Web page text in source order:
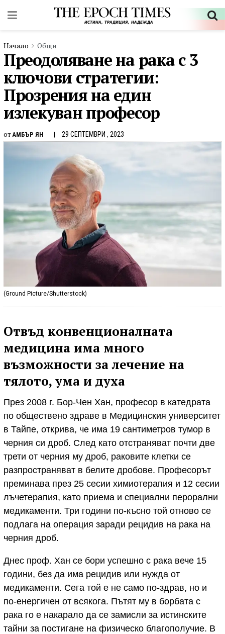
Начало Общи
Преодоляване на рака с 3
ключови стратегии:
Прозрения на един
излекуван професор
от АМБЪР ЯН 29 СЕПТЕМВРИ , 2023
(Ground Picture/Shutterstock)
Отвъд конвенционалната
медицина има много
възможности за лечение на
тялото, ума и духа
През 2008 г. Бор-Чен Хан, професор в катедрата
по обществено здраве в Медицинския университет
в Тайпе, открива, че има 19 сантиметров тумор в
черния си дроб. След като отстраняват почти две
трети от черния му дроб, раковите клетки се
разпространяват в белите дробове. Професорът
преминава през 25 сесии химиотерапия и 12 сесии
лъчетерапия, като приема и специални перорални
медикаменти. Три години по-късно той отново се
подлага на операция заради рецидив на рака на
черния дроб.
Днес проф. Хан се бори успешно с рака вече 15
години, без да има рецидив или нужда от
медикаменти. Сега той е не само по-здрав, но и
по-енергичен от всякога. Пътят му в борбата с
рака го е накарало да се замисли за истинските
тайни за постигане на физическо благополучие. В